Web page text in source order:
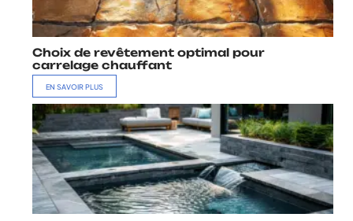
Choix de revêtement optimal pour
carrelage chauffant
EN SAVOIR PLUS